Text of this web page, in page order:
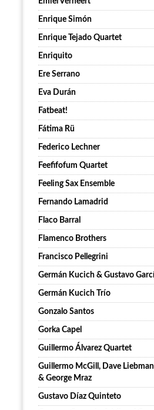
Enrique Simón
Enrique Tejado Quartet
Enriquito
Ere Serrano
Eva Durán
Fatbeat!
Fátima Rü
Federico Lechner
Feefifofum Quartet
Feeling Sax Ensemble
Fernando Lamadrid
Flaco Barral
Flamenco Brothers
Francisco Pellegrini
Germán Kucich & Gustavo
Germán Kucich Trío
Gonzalo Santos
Gorka Capel
Guillermo Álvarez Quartet
Guillermo McGill, Dave
& George Mraz
Gustavo Díaz Quinteto